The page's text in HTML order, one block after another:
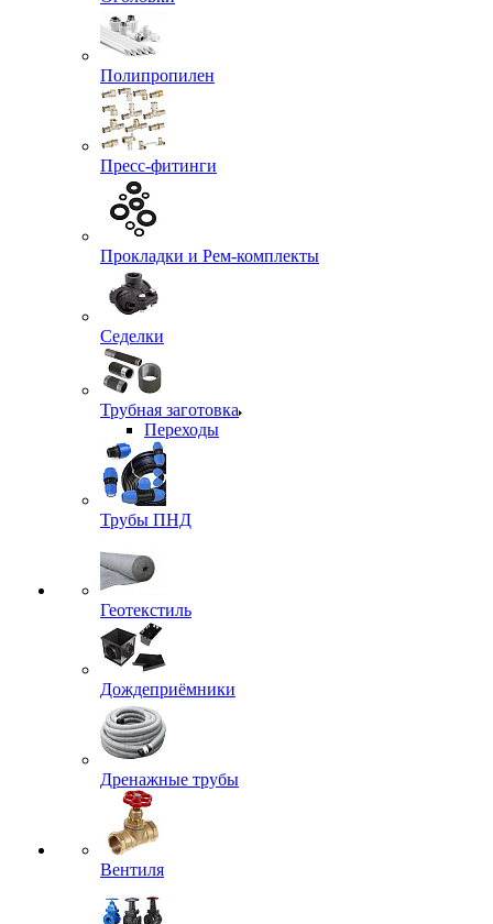
Полипропилен
Пресс-фитинги
Прокладки и Рем-комплекты
Седелки
Трубная заготовка
Переходы
Трубы ПНД
Геотекстиль
Дождеприёмники
Дренажные трубы
Вентиля